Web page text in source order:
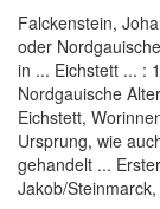
Falckenstein,
oder
in ... Eichstett ... :
Nordgauische
Eichstett,
Ursprung, wie
gehandelt ...
Jakob/